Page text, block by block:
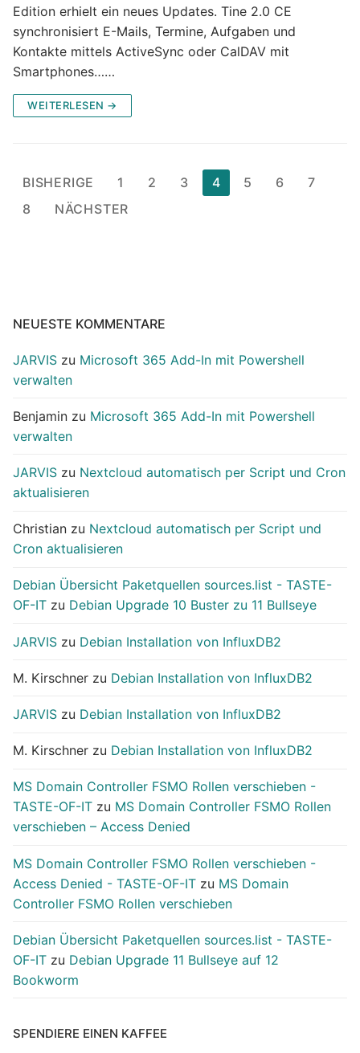
Edition erhielt ein neues Updates. Tine 2.0 CE
synchronisiert E-Mails, Termine, Aufgaben und
Kontakte mittels ActiveSync oder CalDAV mit
Smartphones……
WEITERLESEN →
Seitennummerierung
der
BISHERIGE 1 2 3 4 5 6
7
8
NÄCHSTER
NEUESTE KOMMENTARE
JARVIS zu Microsoft 365 Add-In mit Powershell
verwalten
Benjamin zu Microsoft 365 Add-In mit Powershell
verwalten
JARVIS zu Nextcloud automatisch per Script und Cron
aktualisieren
Christian zu Nextcloud automatisch per Script und
Cron aktualisieren
Debian Übersicht Paketquellen sources.list - TASTE-
OF-IT zu Debian Upgrade 10 Buster zu 11 Bullseye
JARVIS zu Debian Installation von InfluxDB2
M. Kirschner zu Debian Installation von InfluxDB2
JARVIS zu Debian Installation von InfluxDB2
M. Kirschner zu Debian Installation von InfluxDB2
MS Domain Controller FSMO Rollen verschieben -
TASTE-OF-IT zu MS Domain Controller FSMO Rollen
verschieben – Access Denied
MS Domain Controller FSMO Rollen verschieben -
Access Denied - TASTE-OF-IT zu MS Domain
Controller FSMO Rollen verschieben
Debian Übersicht Paketquellen sources.list - TASTE-
OF-IT zu Debian Upgrade 11 Bullseye auf 12
Bookworm
SPENDIERE EINEN KAFFEE